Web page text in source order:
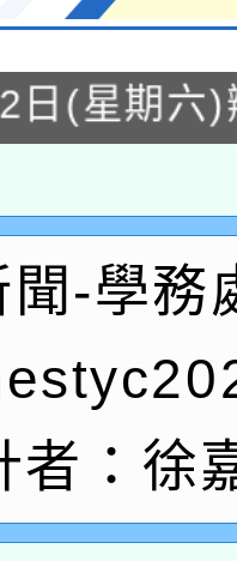
利署委託
辦理「
及節水達
日(星期六
福系列
」
地景藝術
藝術巡演
國民及學前
範大學辦
學校輔導
」實施計畫
育研究院
政策研討
趨勢與發展
民及學前
教育局辦
習實施計
灣師範大學
習中心
立成功大學
聞-學務
者：徐